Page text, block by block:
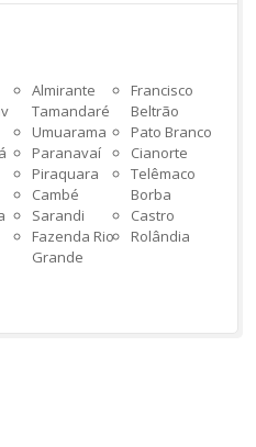
Almirante
Tamandaré
Umuarama
Paranavaí
Piraquara
Cambé
Sarandi
Fazenda Rio
Grande
Francisco
Beltrão
Pato Branco
Cianorte
Telêmaco
Borba
Castro
Rolândia